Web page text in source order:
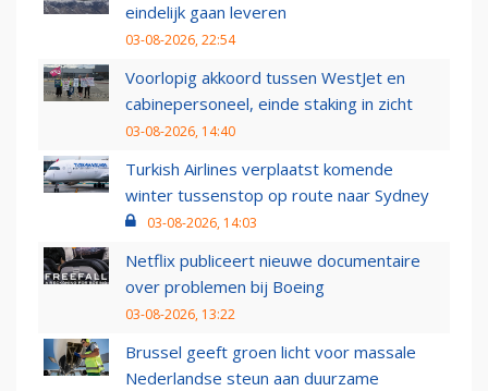
eindelijk gaan leveren
03-08-2026, 22:54
Voorlopig akkoord tussen WestJet en
cabinepersoneel, einde staking in zicht
03-08-2026, 14:40
Turkish Airlines verplaatst komende
winter tussenstop op route naar Sydney
03-08-2026, 14:03
Netflix publiceert nieuwe documentaire
over problemen bij Boeing
03-08-2026, 13:22
Brussel geeft groen licht voor massale
Nederlandse steun aan duurzame